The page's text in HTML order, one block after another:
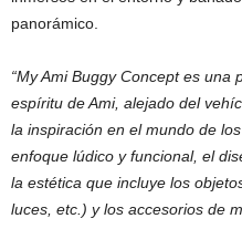
panorámico.
“My Ami Buggy Concept es
espíritu de Ami, alejado del
la inspiración en el mundo de
enfoque lúdico y funcional, el
la estética que incluye los
luces, etc.) y los accesorios de